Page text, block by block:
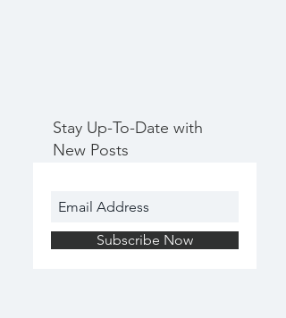
Stay Up-To-Date with
New Posts
Subscribe Now